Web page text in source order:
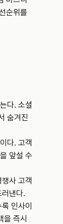
순위를
다. 소셜
숨겨진
다. 고객
앞설 수
사 고객
낸다.
인사이
즉시